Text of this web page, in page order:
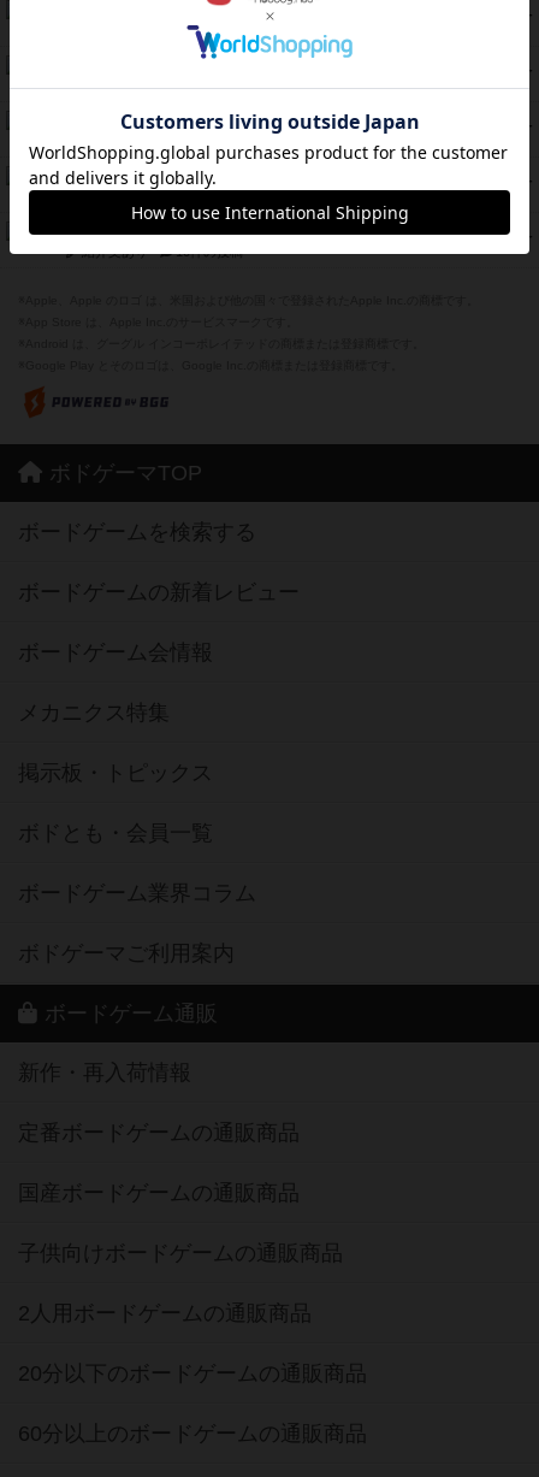
PT
エコーズ・オブ・タイム
8件の投稿
PT
紹介文あり 12件の投稿
PT
PT
Bitter End ブタペスト救出作戦
42 PT
ドコジャン
紹介文あり 10件の投稿
ボドゲーマTOP
ボードゲームを検索する
ボードゲームの新着レビュー
ボードゲーム会情報
メカニクス特集
掲示板・トピックス
ボドとも・会員一覧
ボードゲーム業界コラム
ボドゲーマご利用案内
ボードゲーム通販
新作・再入荷情報
定番ボードゲームの通販商品
国産ボードゲームの通販商品
子供向けボードゲームの通販商品
2人用ボードゲームの通販商品
20分以下のボードゲームの通販商品
60分以上のボードゲームの通販商品